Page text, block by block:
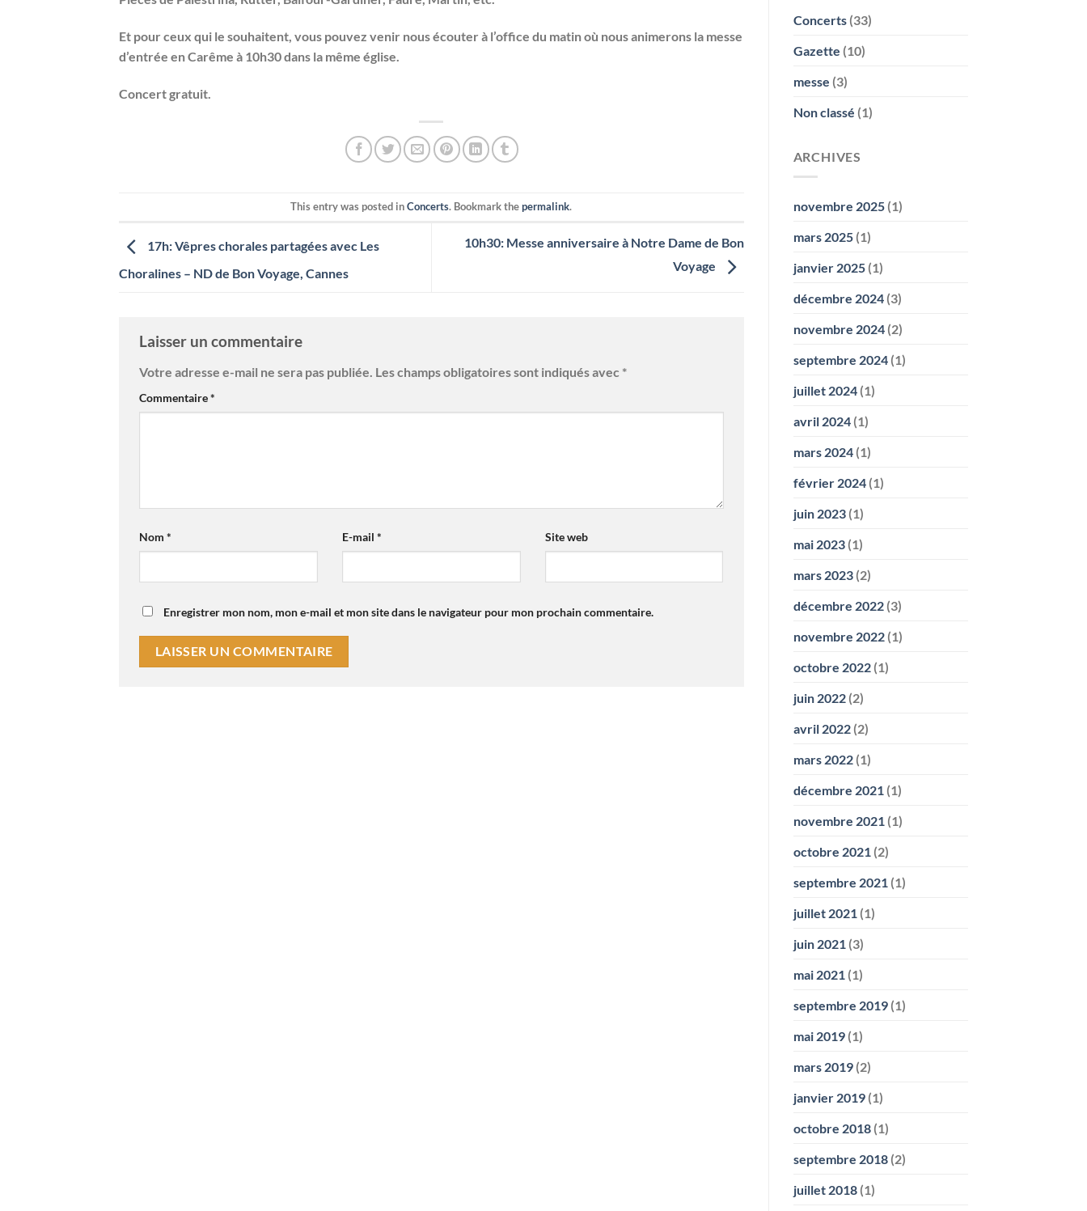
Et pour ceux qui le souhaitent, vous pouvez venir nous écouter à l’office du matin où nous animerons la messe
d’entrée en Carême à 10h30 dans la même église.
Concert gratuit.
This entry was posted inConcerts. Bookmark thepermalink.
17h: Vêpres chorales partagées avec Les
Choralines – ND de Bon Voyage, Cannes
10h30: Messe anniversaire à Notre Dame de Bon
Voyage
Laisser un commentaire
Votre adresse e-mail ne sera pas publiée. Les champs obligatoires sont indiqués avec *
Commentaire*
Nom * E-mail * Site web
Enregistrer mon nom, mon e-mail et mon site dans le navigateur pour mon prochain commentaire.
Concerts(33)
Gazette (10)
messe (3)
Non classé (1)
ARCHIVES
novembre 2025(1)
mars 2025(1)
janvier 2025(1)
décembre 2024(3)
novembre 2024(2)
septembre 2024(1)
juillet 2024(1)
avril 2024(1)
mars 2024(1)
février 2024(1)
juin 2023(1)
mai 2023(1)
mars 2023(2)
décembre 2022(3)
novembre 2022(1)
octobre 2022(1)
juin 2022(2)
avril 2022(2)
mars 2022(1)
décembre 2021 (1)
novembre 2021 (1)
octobre 2021 (2)
septembre 2021 (1)
juillet 2021 (1)
juin 2021 (3)
mai 2021 (1)
septembre 2019(1)
mai 2019(1)
mars 2019(2)
janvier 2019(1)
octobre 2018(1)
septembre 2018(2)
juillet 2018(1)